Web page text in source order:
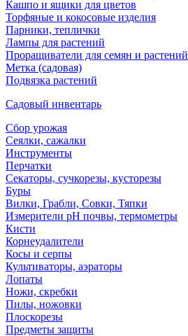
Кашпо и ящики для цветов
Торфяные и кокосовые изделия
Парники, теплички
Лампы для растений
Проращиватели для семян и растений
Метка (садовая)
Подвязка растений
Садовый инвентарь
Сбор урожая
Сеялки, сажалки
Инструменты
Перчатки
Секаторы, сучкорезы, кусторезы
Буры
Вилки, Грабли, Совки, Тяпки
Измерители pH почвы, термометры
Кисти
Корнеудалители
Косы и серпы
Культиваторы, аэраторы
Лопаты
Ножи, скребки
Пилы, ножовки
Плоскорезы
Предметы защиты